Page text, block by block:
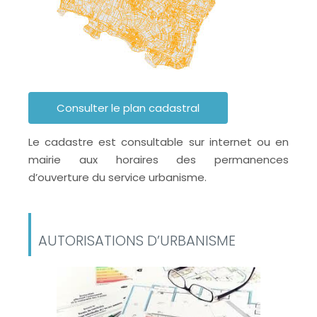
Consulter le plan cadastral
Le cadastre est consultable sur internet ou en
mairie aux horaires des permanences
d’ouverture du service urbanisme.
AUTORISATIONS D’URBANISME